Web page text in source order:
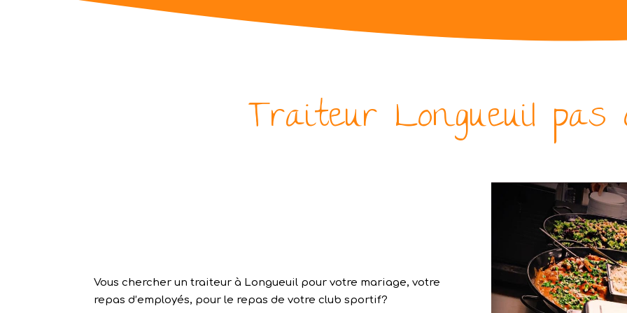
Traiteur Longueuil pas
Vous chercher un traiteur à Longueuil pour votre mariage, votre
repas d’employés, pour le repas de votre club sportif?